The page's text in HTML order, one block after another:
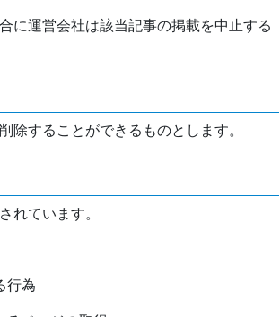
に運営会社は該当記事の掲載を中止する
除することができるものとします。
れています。
行為